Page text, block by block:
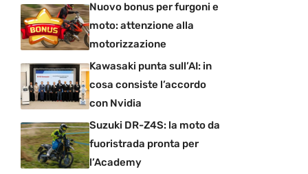
Nuovo bonus per furgoni e
moto: attenzione alla
motorizzazione
Kawasaki punta sull’AI: in
cosa consiste l’accordo
con Nvidia
Suzuki DR-Z4S: la moto da
fuoristrada pronta per
l’Academy